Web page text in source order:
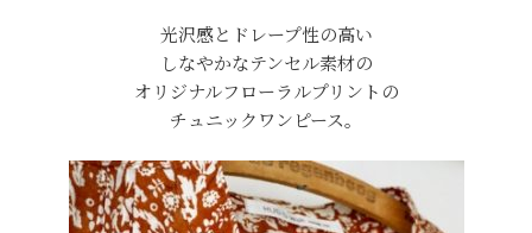
光沢感とドレープ性の高い
しなやかなテンセル素材の
オリジナルフローラルプリントの
チュニックワンピース。